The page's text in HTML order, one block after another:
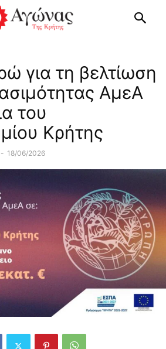
για τη βελτίωση
ΑμεΑ
του
Κρήτης
- 18/06/2026